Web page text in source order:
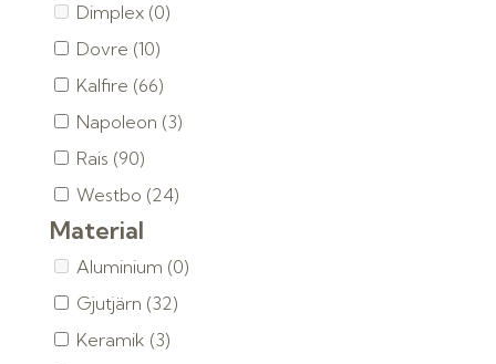
Dimplex (0)
Dovre (10)
Kalfire (66)
Napoleon (3)
Rais (90)
Westbo (24)
Material
Aluminium (0)
Gjutjärn (32)
Keramik (3)